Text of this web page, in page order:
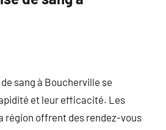
sang à Boucherville se
et leur efficacité. Les
région offrent des rendez-vous